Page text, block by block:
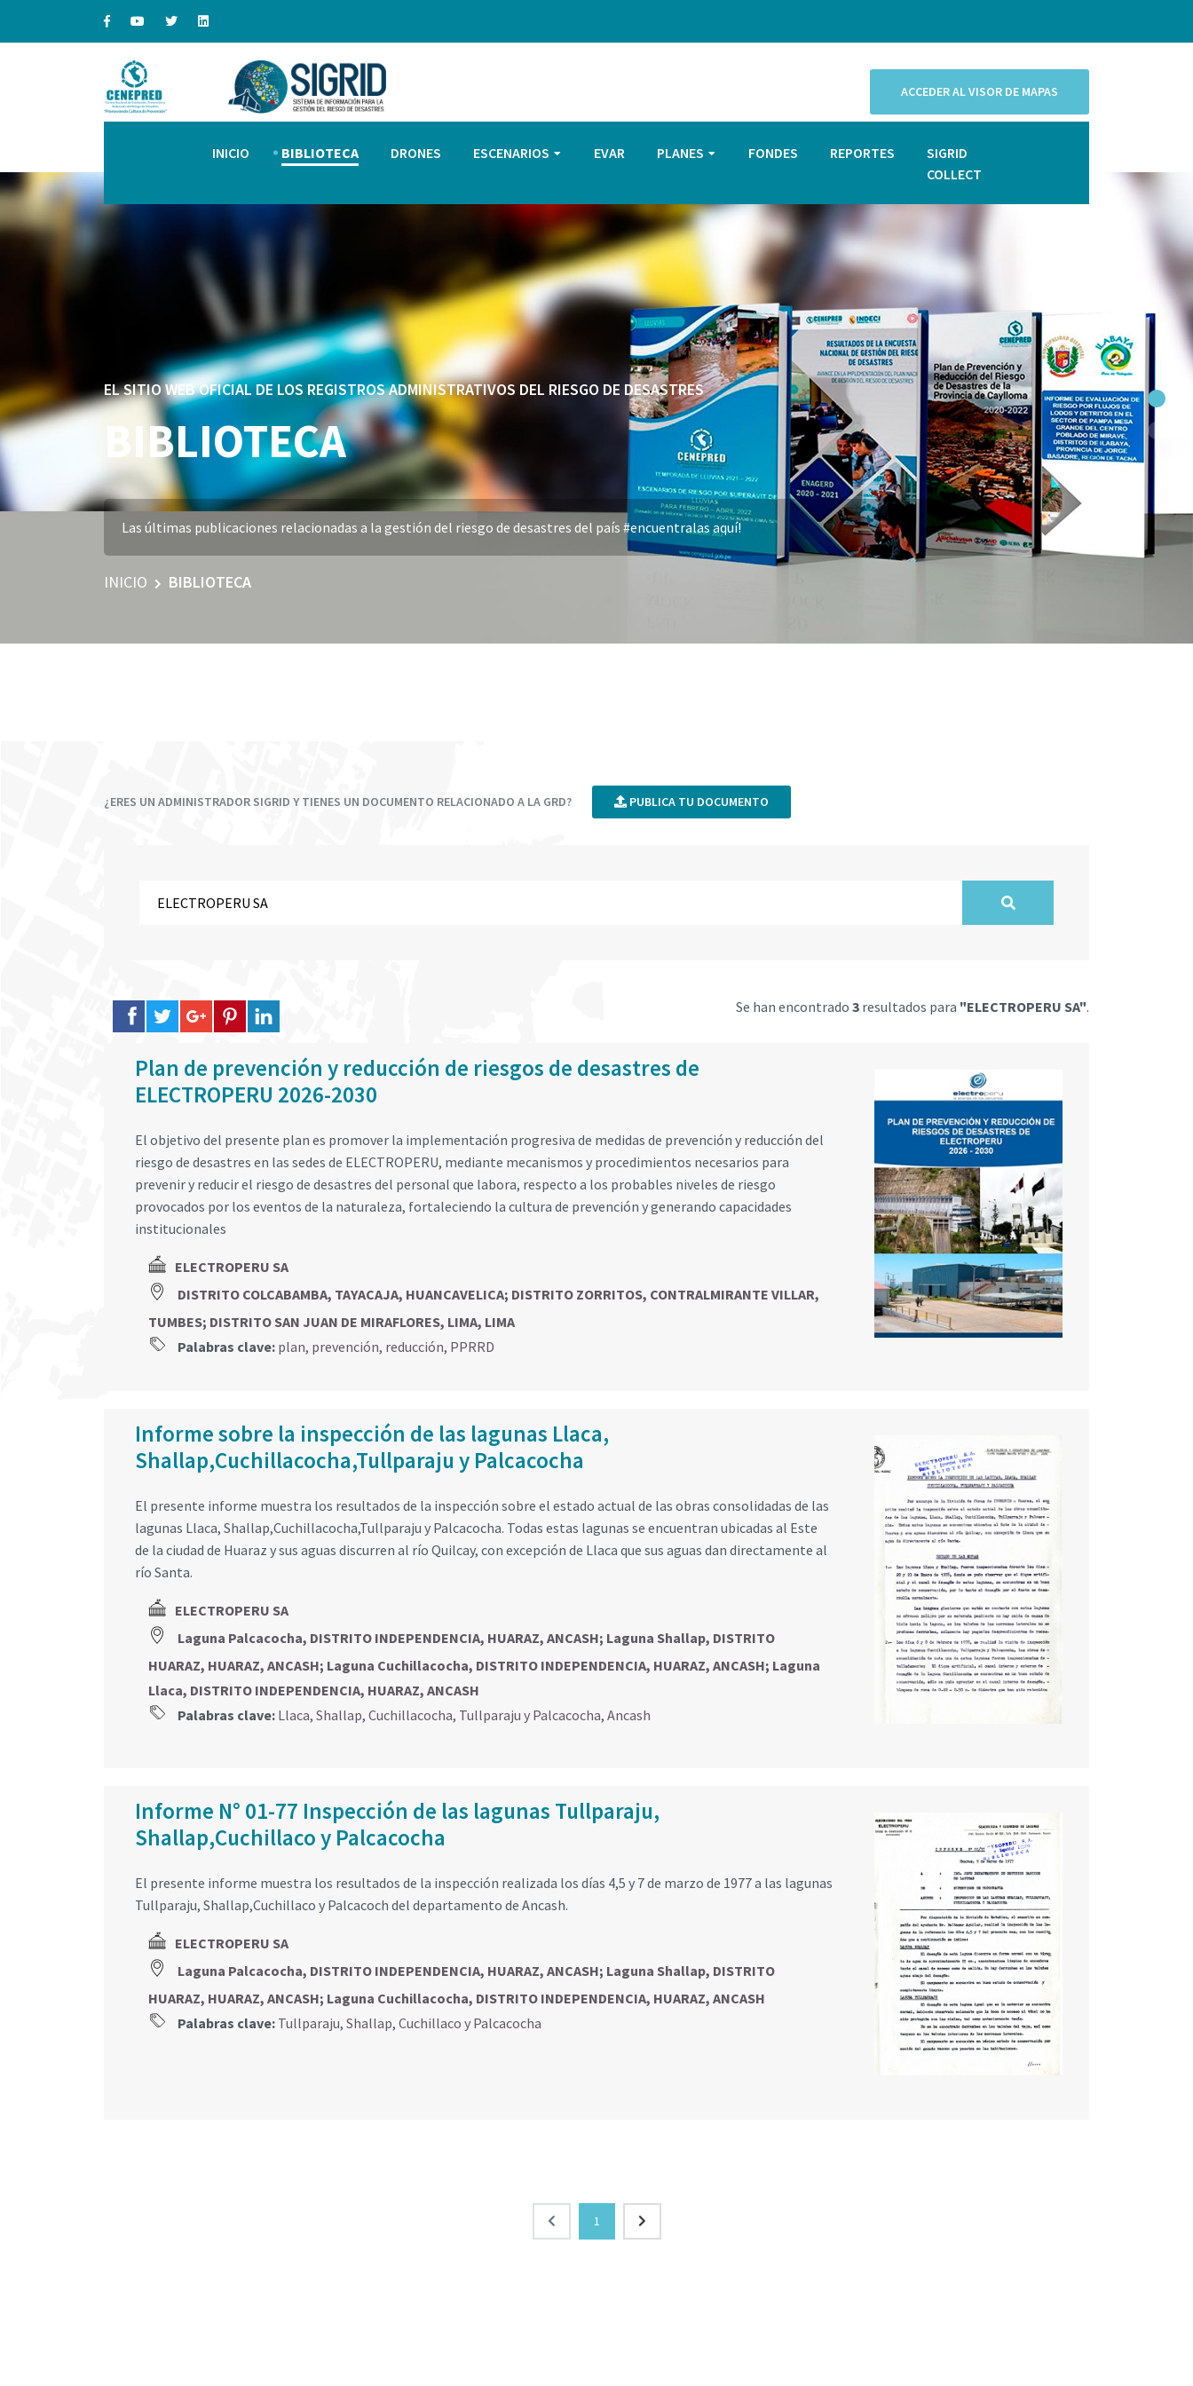
ACCEDER AL VISOR DE MAPAS
INICIO BIBLIOTECA DRONES ESCENARIOS EVAR PLANES FONDES REPORTES
SIGRID
COLLECT
EL SITIO WEB OFICIAL DE LOS REGISTROS ADMINISTRATIVOS DEL RIESGO DE DESASTRES
BIBLIOTECA
Las últimas publicaciones relacionadas a la gestión del riesgo de desastres del país #encuentralas aquí!
INICIO BIBLIOTECA
¿ERES UN ADMINISTRADOR SIGRID Y TIENES UN DOCUMENTO RELACIONADO A LA GRD? PUBLICA TU DOCUMENTO
Se han encontrado 3 resultados para "ELECTROPERU SA".
Plan de prevención y reducción de riesgos de desastres de
ELECTROPERU 2026-2030
El objetivo del presente plan es promover la implementación progresiva de medidas de prevención y reducción del
riesgo de desastres en las sedes de ELECTROPERU, mediante mecanismos y procedimientos necesarios para
prevenir y reducir el riesgo de desastres del personal que labora, respecto a los probables niveles de riesgo
provocados por los eventos de la naturaleza, fortaleciendo la cultura de prevención y generando capacidades
institucionales
ELECTROPERU SA
DISTRITO COLCABAMBA, TAYACAJA, HUANCAVELICA; DISTRITO ZORRITOS, CONTRALMIRANTE VILLAR,
TUMBES; DISTRITO SAN JUAN DE MIRAFLORES, LIMA, LIMA
Palabras clave: plan, prevención, reducción, PPRRD
Informe sobre la inspección de las lagunas Llaca,
Shallap,Cuchillacocha,Tullparaju y Palcacocha
El presente informe muestra los resultados de la inspección sobre el estado actual de las obras consolidadas de las
lagunas Llaca, Shallap,Cuchillacocha,Tullparaju y Palcacocha. Todas estas lagunas se encuentran ubicadas al Este
de la ciudad de Huaraz y sus aguas discurren al río Quilcay, con excepción de Llaca que sus aguas dan directamente al
río Santa.
ELECTROPERU SA
Laguna Palcacocha, DISTRITO INDEPENDENCIA, HUARAZ, ANCASH; Laguna Shallap, DISTRITO
HUARAZ, HUARAZ, ANCASH; Laguna Cuchillacocha, DISTRITO INDEPENDENCIA, HUARAZ, ANCASH; Laguna
Llaca, DISTRITO INDEPENDENCIA, HUARAZ, ANCASH
Palabras clave: Llaca, Shallap, Cuchillacocha, Tullparaju y Palcacocha, Ancash
Informe N° 01-77 Inspección de las lagunas Tullparaju,
Shallap,Cuchillaco y Palcacocha
El presente informe muestra los resultados de la inspección realizada los días 4,5 y 7 de marzo de 1977 a las lagunas
Tullparaju, Shallap,Cuchillaco y Palcacoch del departamento de Ancash.
ELECTROPERU SA
Laguna Palcacocha, DISTRITO INDEPENDENCIA, HUARAZ, ANCASH; Laguna Shallap, DISTRITO
HUARAZ, HUARAZ, ANCASH; Laguna Cuchillacocha, DISTRITO INDEPENDENCIA, HUARAZ, ANCASH
Palabras clave: Tullparaju, Shallap, Cuchillaco y Palcacocha
1